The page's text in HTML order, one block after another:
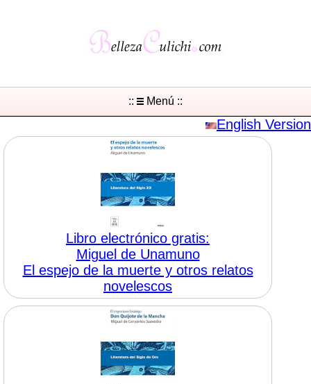
:: Menú ::
English Version
Libro electrónico gratis:
Miguel de Unamuno
El espejo de la muerte y otros relatos
novelescos